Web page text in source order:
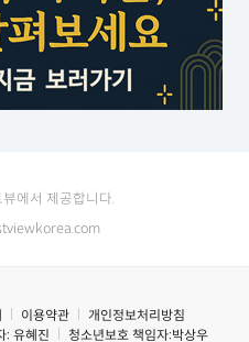
에서 제공합니다.
이용약관
개인정보처리방침
: 유혜진 청소년보호 책임자:박상우